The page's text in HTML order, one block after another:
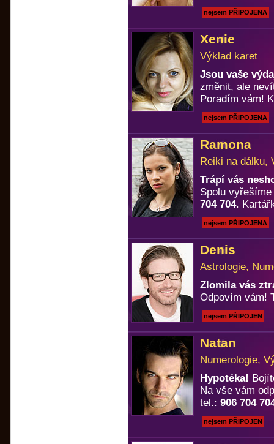
nejsem PŘIPOJENA
Xenie
Výklad karet
Jsou vaše
změnit, ale
Poradím vám!
nejsem PŘIPOJENA
Ramona
Reiki na dálku,
Trápí vás
Spolu
704 704.
nejsem PŘIPOJENA
Denis
Astrologie,
Zlomila vás
Odpovím vám!
nejsem PŘIPOJEN
Natan
Numerologie,
Hypotéka!
Na vše vám
tel.: 906 704
nejsem PŘIPOJEN